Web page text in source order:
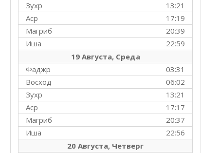
13:21
Зухр
17:19
Аср
20:39
Магриб
22:59
Иша
19 Августа, Среда
03:31
Фаджр
06:02
Восход
13:21
Зухр
17:17
Аср
20:37
Магриб
22:56
Иша
20 Августа, Четверг